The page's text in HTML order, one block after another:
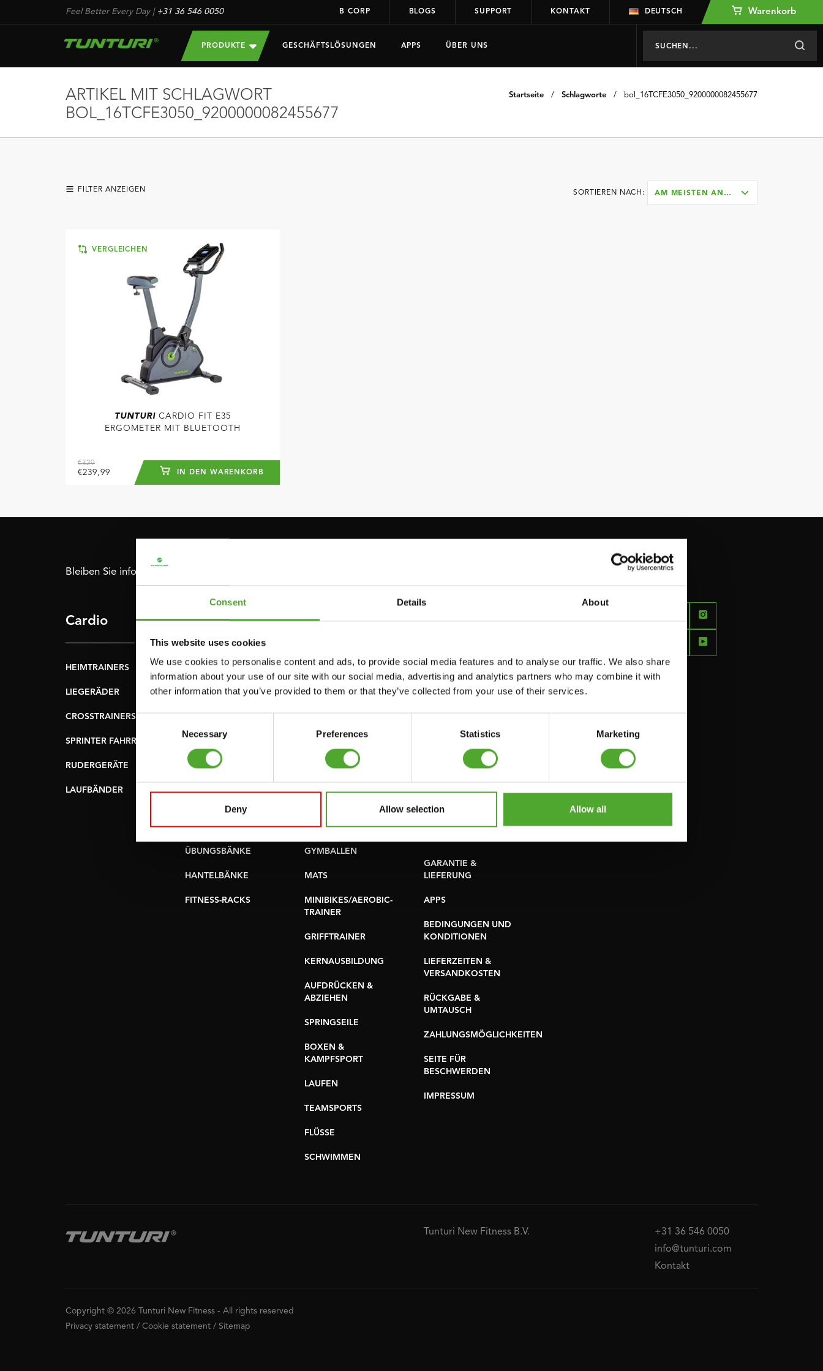
Consent Details About
This website uses cookies
We use cookies to personalise content and ads, to provide social media features and to analyse our traffic. We also share
information about your use of our site with our social media, advertising and analytics partners who may combine it with
other information that you’ve provided to them or that they’ve collected from your use of their services.
Consent
Necessary Preferences Statistics Marketing
Deny Allow selection Allow all
Feel Better Every Day| +31 36 546 0050 B CORP BLOGS SUPPORT KONTAKT DEUTSCH Warenkorb
PRODUKTE GESCHÄFTSLÖSUNGEN APPS ÜBER UNS
Startseite / Schlagworte / bol_16TCFE3050_9200000082455677
ARTIKEL MIT SCHLAGWORT
BOL_16TCFE3050_9200000082455677
FILTER ANZEIGEN SORTIEREN NACH: AM MEISTEN ANGESEHEN
VERGLEICHEN
TUNTURI CARDIO FIT E35
ERGOMETER MIT BLUETOOTH
€329
€239,99 IN DEN WARENKORB
Bleiben Sie informiert: Melden Sie sich für unseren Newsletter an!
Cardio
HEIMTRAINERS
LIEGERÄDER
CROSSTRAINERS
SPRINTER FAHRRÄDER
RUDERGERÄTE
LAUFBÄNDER
Krafttraining
DIP-STATIONEN
BAUCHMUSKELTRAINER
LEVERAGE GYMS
FLACHE BÄNKE
UMLENKSTATIONEN
ÜBUNGSBÄNKE
HANTELBÄNKE
FITNESS-RACKS
Zubehör
FUNKTIONSTRAINING
STOPUHREN
GESCHWINDIGKEIT
YOGA & PILATES
GYMBALLEN
MATS
MINIBIKES/AEROBIC-
TRAINER
GRIFFTRAINER
KERNAUSBILDUNG
AUFDRÜCKEN &
ABZIEHEN
SPRINGSEILE
BOXEN &
KAMPFSPORT
LAUFEN
TEAMSPORTS
FLÜSSE
SCHWIMMEN
Bedienung
VERTRAG
WIDERRUFEN
AKTUELLE
HANDBÜCHER
ALTE HANDBÜCHER
PROBLEM BERICHTEN
TEILE KAUFEN
GARANTIE &
LIEFERUNG
APPS
BEDINGUNGEN UND
KONDITIONEN
LIEFERZEITEN &
VERSANDKOSTEN
RÜCKGABE &
UMTAUSCH
ZAHLUNGSMÖGLICHKEITEN
SEITE FÜR
BESCHWERDEN
IMPRESSUM
FEEL
DAY
Tunturi New Fitness B.V.
+31 36 546 0050
info@tunturi.com
Kontakt
Copyright © 2026 Tunturi New Fitness - All rights reserved
Privacy statement / Cookie statement / Sitemap